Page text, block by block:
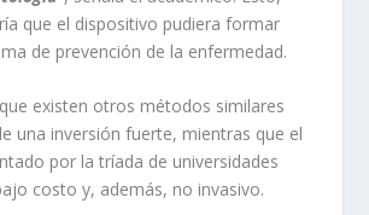
que el dispositivo pudiera formar
de prevención de la enfermedad.
existen otros métodos similares
una inversión fuerte, mientras que el
por la tríada de universidades
costo y, además, no invasivo.